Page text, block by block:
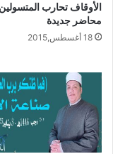
محاضر جديدة
18 أغسطس,2015